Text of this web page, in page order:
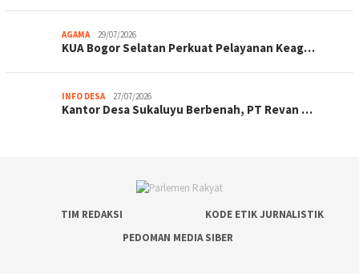
AGAMA 29/07/2026
KUA Bogor Selatan Perkuat Pelayanan Keag…
INFO DESA 27/07/2026
Kantor Desa Sukaluyu Berbenah, PT Revan …
TIM REDAKSI
KODE ETIK JURNALISTIK
PEDOMAN MEDIA SIBER